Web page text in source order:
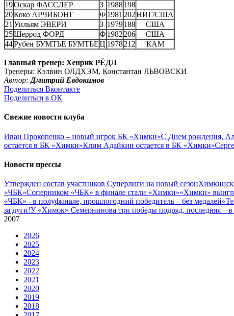
19Оскар ФАССЛЕР З 1988198
20Коко АРЧИБОНГ Ф 1981 202НИГ/США
21 Уильям ЭВЕРИ З 1979188
США
25Шеррод ФОРД Ф 1982 206
США
44Рубен БУМТЬЕ БУМТЬЕЦ 1978212 КАМ
Главный тренер: Хенрик РЁДЛ
Тренеры: Кэлвин ОЛДХЭМ, Константан ЛЬВОВСКИ
Автор: Дмитрий Евдокимов
Поделиться Вконтакте
Поделиться в ОК
Свежие новости клуба
Иван Прокопенко – новый игрок БК «Химки»С Днем рождения,
остается в БК «Химки»Клим Адайкин остается в БК «Химки»
Новости прессы
Утвержден состав участников Cуперлиги на новый сезон
«ЧБК»Соперником «ЧБК» в финале стали «Химки»«Химки»
«ЧБК» - в полуфинале, прошлогодний победитель – без медалей
за дуги!У «Химок» Семернинова три победы подряд, последняя – в
2007
2026
2025
2024
2023
2022
2021
2020
2019
2018